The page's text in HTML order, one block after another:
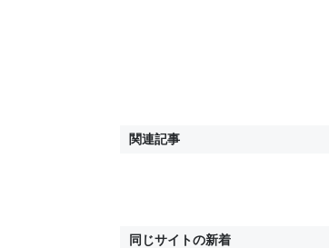
関連記事
同じサイトの新着